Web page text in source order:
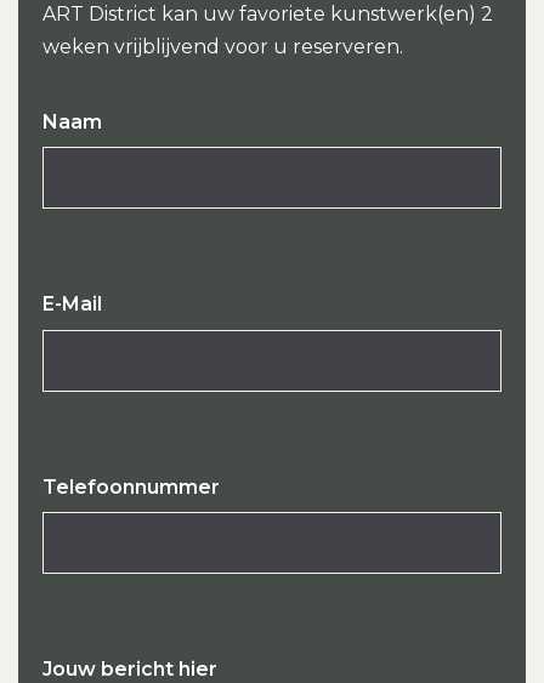
ART District kan uw favoriete kunstwerk(en) 2
weken vrijblijvend voor u reserveren.
Naam
E-Mail
Telefoonnummer
Jouw bericht hier